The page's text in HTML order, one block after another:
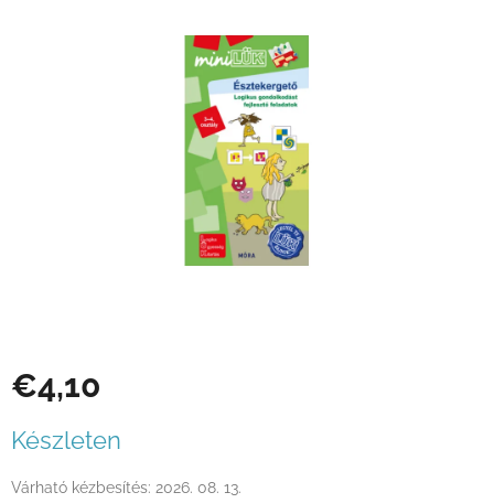
€4,10
Készleten
Várható kézbesítés: 2026. 08. 13.